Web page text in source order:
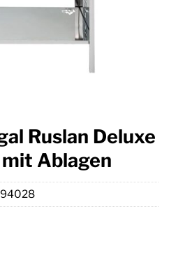
Ruslan Deluxe
Ablagen